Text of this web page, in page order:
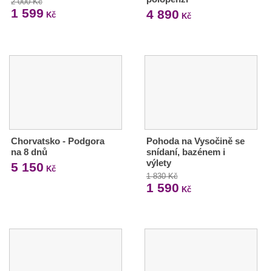
1 599 Kč 4 890 Kč
Chorvatsko - Podgora
na 8 dnů
5 150 Kč
Pohoda na Vysočině se
snídaní, bazénem i
výlety
1 830 Kč
1 590 Kč